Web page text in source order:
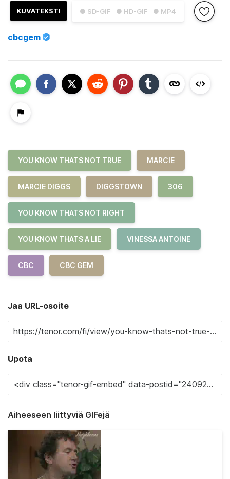
● SD-GIF ● HD-GIF ● MP4
KUVATEKSTI
cbcgem
YOU KNOW THATS NOT TRUE MARCIE
MARCIE DIGGS DIGGSTOWN 306
YOU KNOW THATS NOT RIGHT
YOU KNOW THATS A LIE VINESSA ANTOINE
CBC CBC GEM
Jaa URL-osoite
Upota
Aiheeseen liittyviä GIFejä